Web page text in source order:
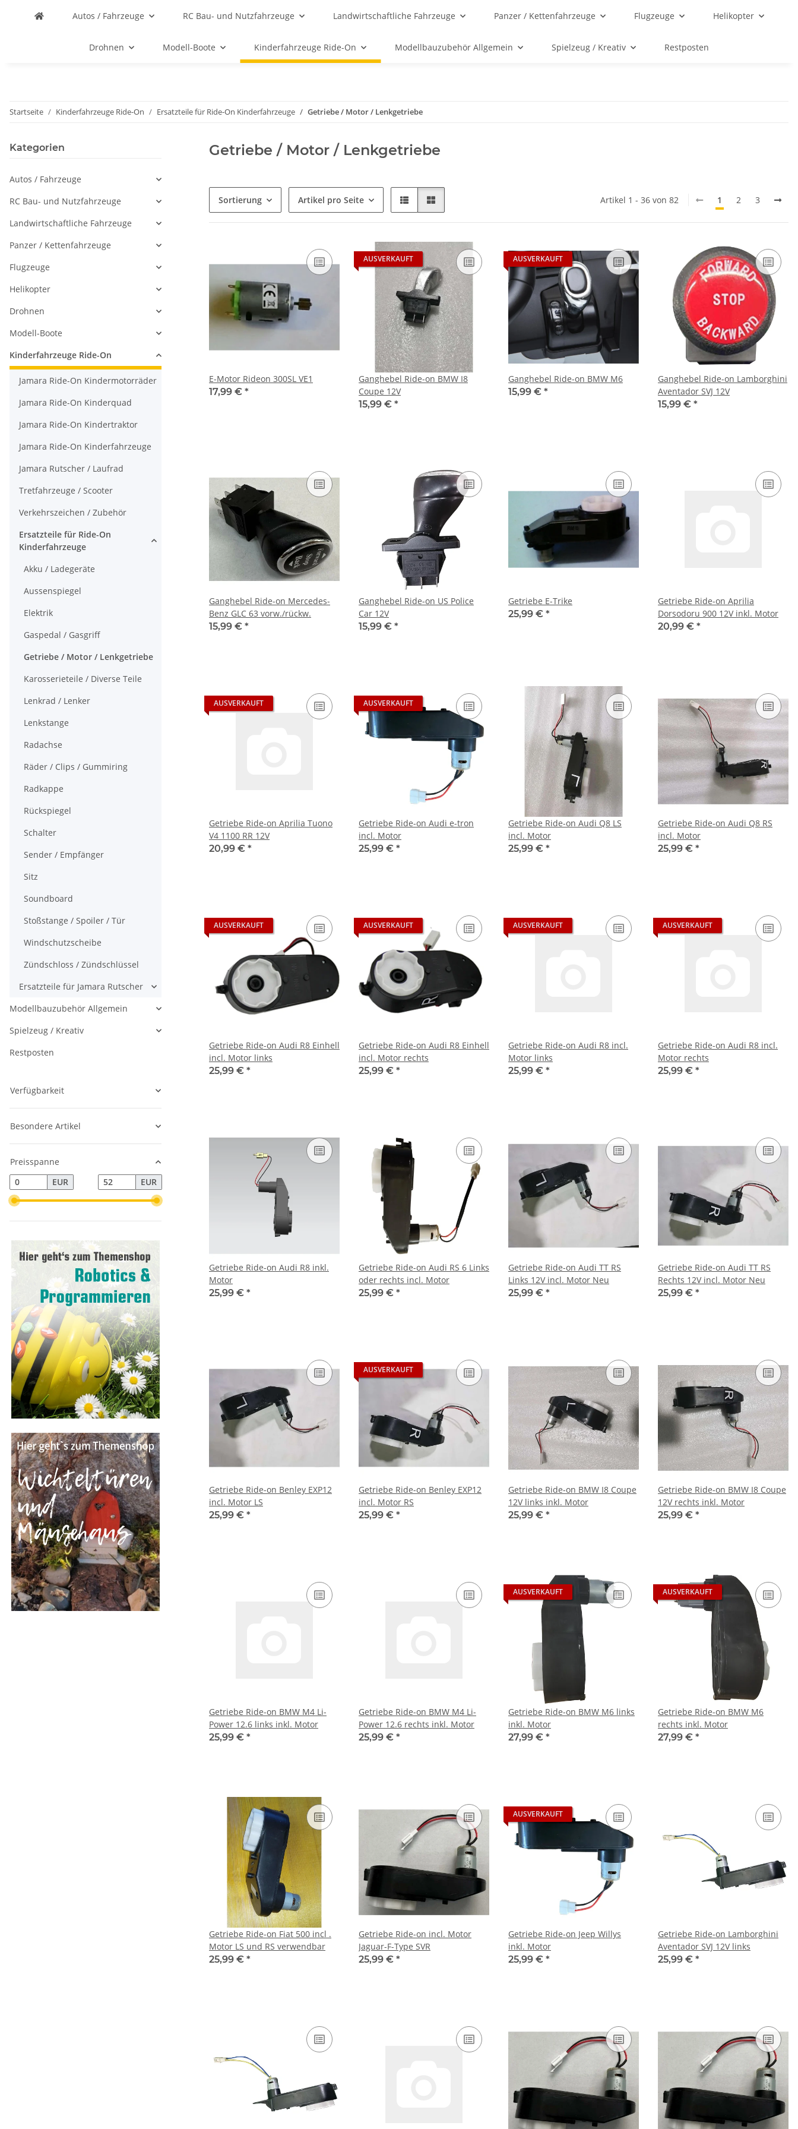
Autos / Fahrzeuge RC Bau- und Nutzfahrzeuge Landwirtschaftliche Fahrzeuge Panzer / Kettenfahrzeuge Flugzeuge Helikopter
Drohnen Modell-Boote Kinderfahrzeuge Ride-On Modellbauzubehör Allgemein Spielzeug / Kreativ Restposten
Startseite Kinderfahrzeuge Ride-On Ersatzteile für Ride-On Kinderfahrzeuge Getriebe / Motor / Lenkgetriebe
Getriebe / Motor / Lenkgetriebe
Sortierung Artikel pro Seite Artikel 1 - 36 von 82 1 2 3
E-Motor Rideon 300SL VE1
17,99 € *
AUSVERKAUFT
Ganghebel Ride-on BMW I8
Coupe 12V
15,99 € *
AUSVERKAUFT
Ganghebel Ride-on BMW M6
15,99 € *
Ganghebel Ride-on Lamborghini
Aventador SVJ 12V
15,99 € *
Ganghebel Ride-on Mercedes-
Benz GLC 63 vorw./rückw.
15,99 € *
Ganghebel Ride-on US Police
Car 12V
15,99 € *
Getriebe E-Trike
25,99 € *
Getriebe Ride-on Aprilia
Dorsodoru 900 12V inkl. Motor
20,99 € *
AUSVERKAUFT
Getriebe Ride-on Aprilia Tuono
V4 1100 RR 12V
20,99 € *
AUSVERKAUFT
Getriebe Ride-on Audi e-tron
incl. Motor
25,99 € *
Getriebe Ride-on Audi Q8 LS
incl. Motor
25,99 € *
Getriebe Ride-on Audi Q8 RS
incl. Motor
25,99 € *
AUSVERKAUFT
Getriebe Ride-on Audi R8 Einhell
incl. Motor links
25,99 € *
AUSVERKAUFT
Getriebe Ride-on Audi R8 Einhell
incl. Motor rechts
25,99 € *
AUSVERKAUFT
Getriebe Ride-on Audi R8 incl.
Motor links
25,99 € *
AUSVERKAUFT
Getriebe Ride-on Audi R8 incl.
Motor rechts
25,99 € *
Getriebe Ride-on Audi R8 inkl.
Motor
25,99 € *
Getriebe Ride-on Audi RS 6 Links
oder rechts incl. Motor
25,99 € *
Getriebe Ride-on Audi TT RS
Links 12V incl. Motor Neu
25,99 € *
Getriebe Ride-on Audi TT RS
Rechts 12V incl. Motor Neu
25,99 € *
Getriebe Ride-on Benley EXP12
incl. Motor LS
25,99 € *
AUSVERKAUFT
Getriebe Ride-on Benley EXP12
incl. Motor RS
25,99 € *
Getriebe Ride-on BMW I8 Coupe
12V links inkl. Motor
25,99 € *
Getriebe Ride-on BMW I8 Coupe
12V rechts inkl. Motor
25,99 € *
Getriebe Ride-on BMW M4 Li-
Power 12.6 links inkl. Motor
25,99 € *
Getriebe Ride-on BMW M4 Li-
Power 12.6 rechts inkl. Motor
25,99 € *
AUSVERKAUFT
Getriebe Ride-on BMW M6 links
inkl. Motor
27,99 € *
AUSVERKAUFT
Getriebe Ride-on BMW M6
rechts inkl. Motor
27,99 € *
Getriebe Ride-on Fiat 500 incl .
Motor LS und RS verwendbar
25,99 € *
Getriebe Ride-on incl. Motor
Jaguar-F-Type SVR
25,99 € *
AUSVERKAUFT
Getriebe Ride-on Jeep Willys
inkl. Motor
25,99 € *
Getriebe Ride-on Lamborghini
Aventador SVJ 12V links
25,99 € *
Kategorien
Autos / Fahrzeuge
RC Bau- und Nutzfahrzeuge
Landwirtschaftliche Fahrzeuge
Panzer / Kettenfahrzeuge
Flugzeuge
Helikopter
Drohnen
Modell-Boote
Kinderfahrzeuge Ride-On
Jamara Ride-On Kindermotorräder
Jamara Ride-On Kinderquad
Jamara Ride-On Kindertraktor
Jamara Ride-On Kinderfahrzeuge
Jamara Rutscher / Laufrad
Tretfahrzeuge / Scooter
Verkehrszeichen / Zubehör
Ersatzteile für Ride-On
Kinderfahrzeuge
Akku / Ladegeräte
Aussenspiegel
Elektrik
Gaspedal / Gasgriff
Getriebe / Motor / Lenkgetriebe
Karosserieteile / Diverse Teile
Lenkrad / Lenker
Lenkstange
Radachse
Räder / Clips / Gummiring
Radkappe
Rückspiegel
Schalter
Sender / Empfänger
Sitz
Soundboard
Stoßstange / Spoiler / Tür
Windschutzscheibe
Zündschloss / Zündschlüssel
Ersatzteile für Jamara Rutscher
Modellbauzubehör Allgemein
Spielzeug / Kreativ
Restposten
Verfügbarkeit
Besondere Artikel
Preisspanne
EUR
EUR